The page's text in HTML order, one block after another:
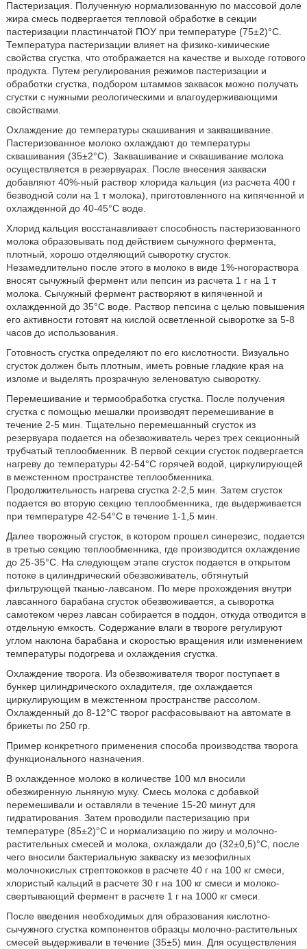
Пастеризация. Полученную нормализованную по массовой доле
жира смесь подвергается тепловой обработке в секции
пастеризации пластинчатой ПОУ при температуре (75±2)°С.
Температура пастеризации влияет на физико-химические
свойства сгустка, что отображается на качестве и выходе готового
продукта. Путем регулирования режимов пастеризации и
обработки сгустка, подбором штаммов заквасок можно получать
сгустки с нужными реологическими и влагоудерживающими
свойствами.
Охлаждение до температуры скашивания и заквашивание.
Пастеризованное молоко охлаждают до температуры
сквашивания (35±2°С). Заквашивание и сквашивание молока
осуществляется в резервуарах. После внесения закваски
добавляют 40%-ный раствор хлорида кальция (из расчета 400 г
безводной соли на 1 т молока), приготовленного на кипяченной и
охлажденной до 40-45°С воде.
Хлорид кальция восстанавливает способность пастеризованного
молока образовывать под действием сычужного фермента,
плотный, хорошо отделяющий сыворотку сгусток.
Незамедлительно после этого в молоко в виде 1%-ногораствора
вносят сычужный фермент или пепсин из расчета 1 г на 1 т
молока. Сычужный фермент растворяют в кипяченной и
охлажденной до 35°С воде. Раствор пепсина с целью повышения
его активности готовят на кислой осветленной сыворотке за 5-8
часов до использования.
Готовность сгустка определяют по его кислотности. Визуально
сгусток должен быть плотным, иметь ровные гладкие края на
изломе и выделять прозрачную зеленоватую сыворотку.
Перемешивание и термообработка сгустка. После получения
сгустка с помощью мешалки производят перемешивание в
течение 2-5 мин. Тщательно перемешанный сгусток из
резервуара подается на обезвоживатель через трех секционный
трубчатый теплообменник. В первой секции сгусток подвергается
нагреву до температуры 42-54°С горячей водой, циркулирующей
в межстенном пространстве теплообменника.
Продолжительность нагрева сгустка 2-2,5 мин. Затем сгусток
подается во вторую секцию теплообменника, где выдерживается
при температуре 42-54°С в течение 1-1,5 мин.
Далее творожный сгусток, в котором прошел синерезис, подается
в третью секцию теплообменника, где производится охлаждение
до 25-35°С. На следующем этапе сгусток подается в открытом
потоке в цилиндрический обезвоживатель, обтянутый
фильтрующей тканью-лавсаном. По мере прохождения внутри
лавсанного барабана сгусток обезвоживается, а сыворотка
самотеком через лавсан собирается в поддон, откуда отводится в
отдельную емкость. Содержание влаги в твороге регулируют
углом наклона барабана и скоростью вращения или изменением
температуры подогрева и охлаждения сгустка.
Охлаждение творога. Из обезвоживателя творог поступает в
бункер цилиндрического охладителя, где охлаждается
циркулирующим в межстенном пространстве рассолом.
Охлажденный до 8-12°С творог расфасовывают на автомате в
брикеты по 250 гр.
Пример конкретного применения способа производства творога
функционального назначения.
В охлажденное молоко в количестве 100 мл вносили
обезжиренную льняную муку. Смесь молока с добавкой
перемешивали и оставляли в течение 15-20 минут для
гидратирования. Затем проводили пастеризацию при
температуре (85±2)°С и нормализацию по жиру и молочно-
растительных смесей и молока, охлаждали до (32±0,5)°С, после
чего вносили бактериальную закваску из мезофилных
молочнокислых стрептококков в расчете 40 г на 100 кг смеси,
хлористый кальций в расчете 30 г на 100 кг смеси и молоко-
свертывающий фермент в расчете 1 г на 1000 кг смеси.
После введения необходимых для образования кислотно-
сычужного сгустка компонентов образцы молочно-растительных
смесей выдерживали в течение (35±5) мин. Для осуществления